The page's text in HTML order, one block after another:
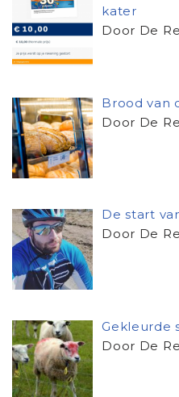
kater
Door De
Brood van
Door De
De start
Door De
Gekleurde
Door De